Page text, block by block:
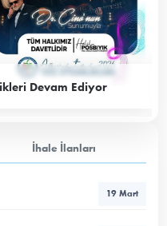
Devam Ediyor
İhale İlanları
19 Mart